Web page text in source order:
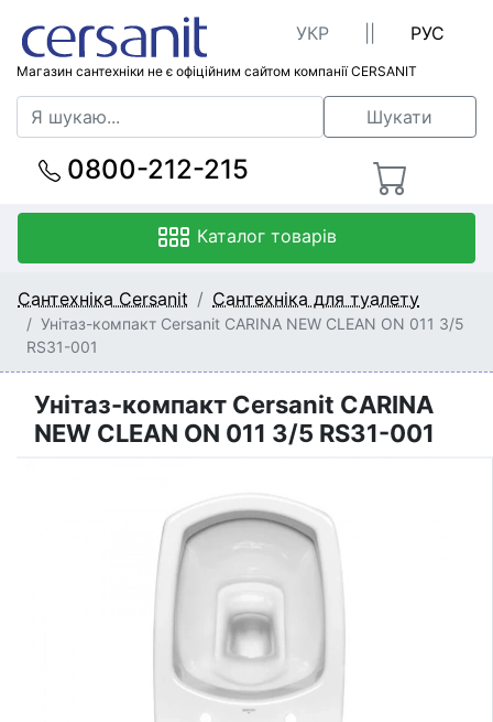
Магазин сантехніки не є офіційним сайтом компанії CERSANIT
УКР РУС
Шукати
0800-212-215
Каталог товарів
Сантехніка Cersanit Сантехніка для туалету
Унітаз-компакт Cersanit CARINA NEW CLEAN ON 011 3/5
RS31-001
Унітаз-компакт Cersanit CARINA
NEW CLEAN ON 011 3/5 RS31-001